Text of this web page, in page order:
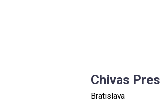
Chivas
Bratislava